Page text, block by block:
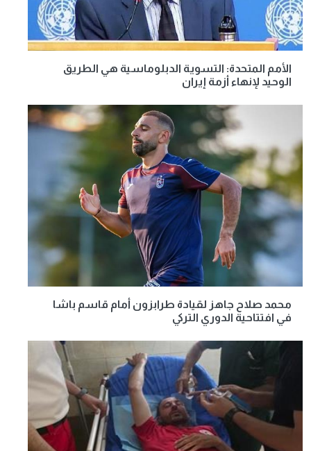
الأمم المتحدة: التسوية الدبلوماسية هي الطريق
الوحيد لإنهاء أزمة إيران
محمد صلاح جاهز لقيادة طرابزون أمام قاسم باشا
في افتتاحية الدوري التركي